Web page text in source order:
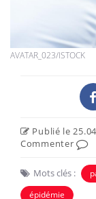
AVATAR_023/ISTOCK
Publié le
Commenter
Mots clés :
épidémie